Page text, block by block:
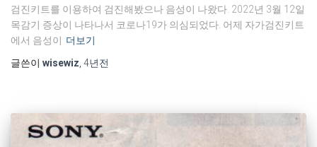
검진키트를 이용하여 검진해봤으나 음성이 나왔다. 2022년 3월 12일
목감기 증상이 나타나서 코로나19가 의심되었다. 어제 자가검진키트
에서 음성이 더보기
글쓴이 wisewiz 4년전